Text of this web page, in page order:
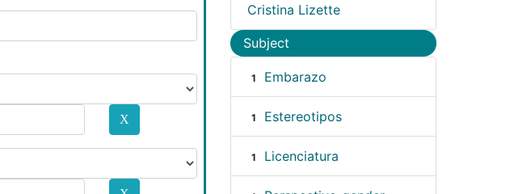
Cristina Lizette
Subject
1 Embarazo
1 Estereotipos
1 Licenciatura